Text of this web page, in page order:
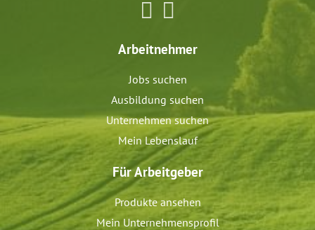
Arbeitnehmer
Jobs suchen
Ausbildung suchen
Unternehmen suchen
Mein Lebenslauf
Für Arbeitgeber
Produkte ansehen
Mein Unternehmensprofil